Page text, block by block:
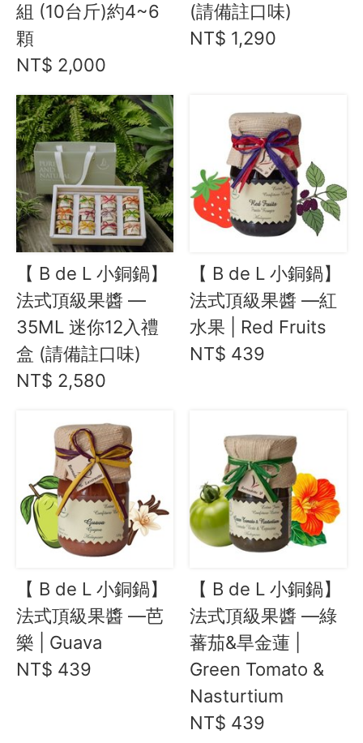
資訊安全
服務條款
組 (10台斤)約4~6
顆
NT$ 2,000
(請備註口味)
NT$ 1,290
【 B de L 小銅鍋】
法式頂級果醬 —
35ML 迷你12入禮
盒 (請備註口味)
NT$ 2,580
【 B de L 小銅鍋】
法式頂級果醬 —紅
水果 | Red Fruits
NT$ 439
【 B de L 小銅鍋】
法式頂級果醬 —芭
樂 | Guava
NT$ 439
【 B de L 小銅鍋】
法式頂級果醬 —綠
蕃茄&旱金蓮 |
Green Tomato &
Nasturtium
NT$ 439